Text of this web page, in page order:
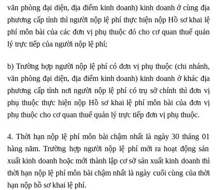
văn phòng đại diện, địa điểm kinh doanh) kinh doanh ở cùng địa
phương cấp tỉnh thì người nộp lệ phí thực hiện nộp Hồ sơ khai lệ
phí môn bài của các đơn vị phụ thuộc đó cho cơ quan thuế quản
lý trực tiếp của người nộp lệ phí;
b) Trường hợp người nộp lệ phí có đơn vị phụ thuộc (chi nhánh,
văn phòng đại diện, địa điểm kinh doanh) kinh doanh ở khác địa
phương cấp tỉnh nơi người nộp lệ phí có trụ sở chính thì đơn vị
phụ thuộc thực hiện nộp Hồ sơkhai lệ phí môn bài của đơn vị
phụ thuộc cho cơ quan thuế quản lý trực tiếp đơn vị phụ thuộc.
4. Thời hạn nộp lệ phí môn bài chậm nhất là ngày 30 tháng 01
hàng năm.Trường hợp người nộp lệ phí mới ra hoạt động sản
xuấtkinh doanh hoặc mới thành lập cơ sở sản xuất kinh doanh thì
thờihạn nộp lệ phí môn bài chậm nhất là ngày cuối cùng của thời
hạn nộp hồ sơ khai lệ phí.